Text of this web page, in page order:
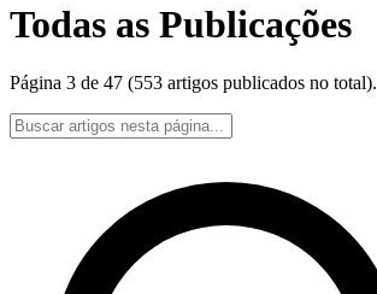
Todas as Publicações
Página 3 de 47 (553 artigos publicados no total).